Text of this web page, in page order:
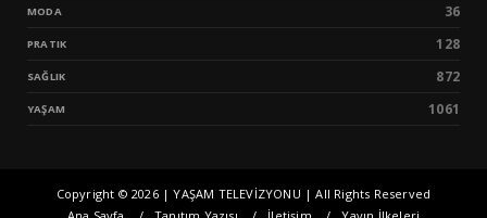
MODA 36
PRATIK 128
SAĞLIK 872
YAŞAM 1061
Copyright ©2026 | YAŞAM TELEVİZYONU | All Rights Reserved